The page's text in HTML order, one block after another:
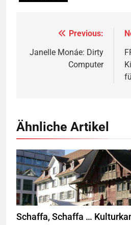
Beitragsnavigation
Previous:
Janelle Monáe: Dirty
Computer
Ähnliche Artikel
Rotes Haus, Dornbirn,Quelle©
Schaffa, Schaffa …